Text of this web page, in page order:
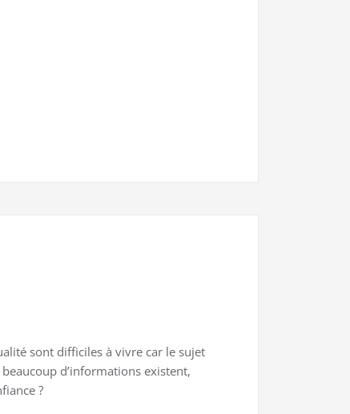
sont difficiles à vivre car le sujet
d’informations existent,
?